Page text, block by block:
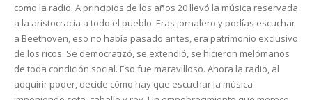
como la radio. A principios de los años 20 llevó la música reservada
a la aristocracia a todo el pueblo. Eras jornalero y podías escuchar
a Beethoven, eso no había pasado antes, era patrimonio exclusivo
de los ricos. Se democratizó, se extendió, se hicieron melómanos
de toda condición social. Eso fue maravilloso. Ahora la radio, al
adquirir poder, decide cómo hay que escuchar la música